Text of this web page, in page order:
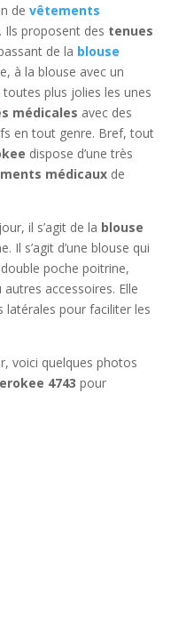
de vêtements
proposent des tenues
de la blouse
à la blouse avec un
toutes plus jolies les unes
médicales avec des
en tout genre. Bref, tout
dispose d’une très
médicauxde
il s’agit de la blouse
Il s’agit d’une blouse qui
poche poitrine,
accessoires. Elle
latérales pour faciliter les
voici quelques photos
4743 pour